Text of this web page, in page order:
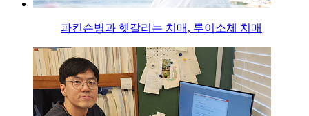
파킨슨병과 헷갈리는 치매, 루이소체 치매